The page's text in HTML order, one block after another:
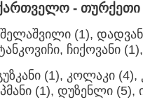
- თურქეთი
(1),
ჩიქოვანი
(1), კოლაკი
(1), დუზენლი (5),